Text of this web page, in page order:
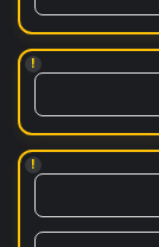
!
!